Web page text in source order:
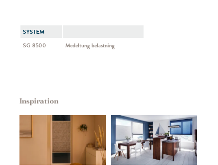
SYSTEM
SG 8500
Medeltung belastning
Inspiration